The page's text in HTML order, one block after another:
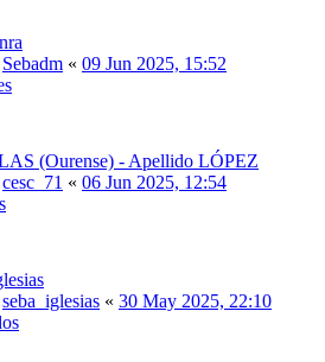
Sebadm « 09 Jun 2025, 15:52
(Ourense) - Apellido LÓPEZ
cesc_71 « 06 Jun 2025, 12:54
seba_iglesias « 30 May 2025, 22:10